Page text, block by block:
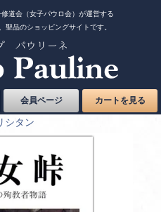
道会（女子パウロ会）が運営する
聖品のショッピングサイトです。
会員ページ カートを見る
シタン